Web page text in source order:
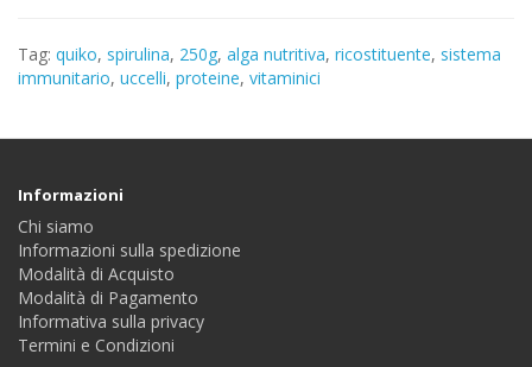
Tag: quiko, spirulina, 250g, alga nutritiva, ricostituente, sistema
immunitario, uccelli, proteine, vitaminici
Informazioni
Chi siamo
Informazioni sulla spedizione
Modalità di Acquisto
Modalità di Pagamento
Informativa sulla privacy
Termini e Condizioni